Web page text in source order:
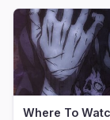
Where To